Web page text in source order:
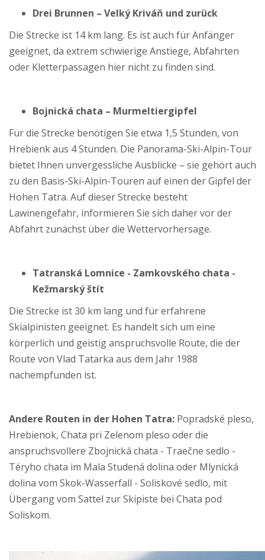
Drei Brunnen – Velký Kriváň und zurück
Die Strecke ist 14 km lang. Es ist auch für Anfänger
geeignet, da extrem schwierige Anstiege, Abfahrten
oder Kletterpassagen hier nicht zu finden sind.
Bojnická chata – Murmeltiergipfel
Für die Strecke benötigen Sie etwa 1,5 Stunden, von
Hrebienk aus 4 Stunden. Die Panorama-Ski-Alpin-Tour
bietet Ihnen unvergessliche Ausblicke – sie gehört auch
zu den Basis-Ski-Alpin-Touren auf einen der Gipfel der
Hohen Tatra. Auf dieser Strecke besteht
Lawinengefahr, informieren Sie sich daher vor der
Abfahrt zunächst über die Wettervorhersage.
Tatranská Lomnice - Zamkovského chata -
Kežmarský štít
Die Strecke ist 30 km lang und für erfahrene
Skialpinisten geeignet. Es handelt sich um eine
körperlich und geistig anspruchsvolle Route, die der
Route von Vlad Tatarka aus dem Jahr 1988
nachempfunden ist.
Andere Routen in der Hohen Tatra: Popradské pleso,
Hrebienok, Chata pri Zelenom pleso oder die
anspruchsvollere Zbojnická chata - Traečne sedlo -
Téryho chata im Mala Studená dolina oder Mlynická
dolina vom Skok-Wasserfall - Soliskové sedlo, mit
Übergang vom Sattel zur Skipiste bei Chata pod
Soliskom.